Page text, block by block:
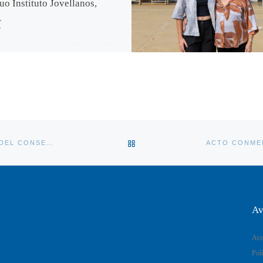
Instituto Jovellanos,
VOLVER A LA LISTA DE